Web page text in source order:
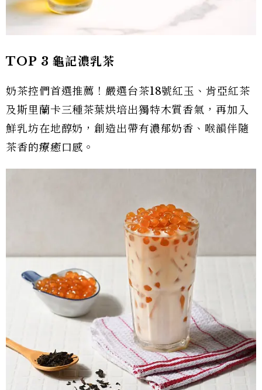
TOP 3 龜記濃乳茶
奶茶控們首選推薦！嚴選台茶18號紅玉、肯亞紅茶
及斯里蘭卡三種茶葉烘培出獨特木質香氣，再加入
鮮乳坊在地醇奶，創造出帶有濃郁奶香、喉韻伴隨
茶香的療癒口感。